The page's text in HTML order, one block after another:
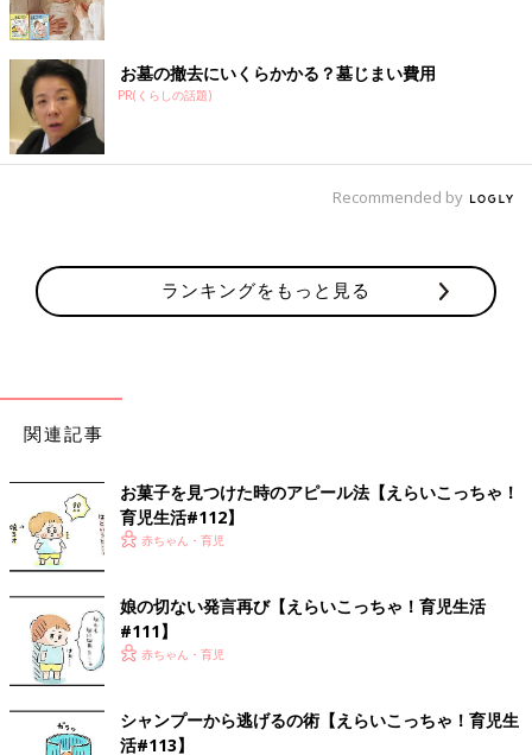
お墓の撤去にいくらかかる？墓じまい費用
PR(くらしの話題)
Recommended by
ランキングをもっと見る
関連記事
お菓子を見つけた時のアピール法【えらいこっちゃ！
育児生活#112】
赤ちゃん・育児
娘の切ない発言再び【えらいこっちゃ！育児生活
#111】
赤ちゃん・育児
シャンプーから逃げるの術【えらいこっちゃ！育児生
活#113】